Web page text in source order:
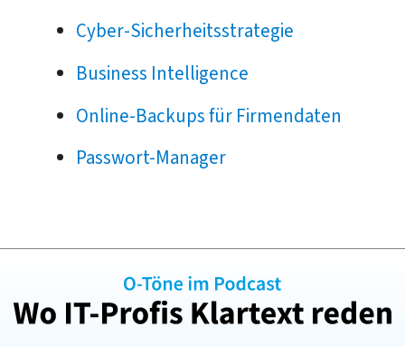
Cyber-Sicherheitsstrategie
Business Intelligence
Online-Backupsfür Firmendaten
Passwort-Manager